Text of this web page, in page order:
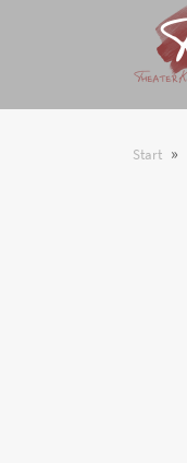
Start »